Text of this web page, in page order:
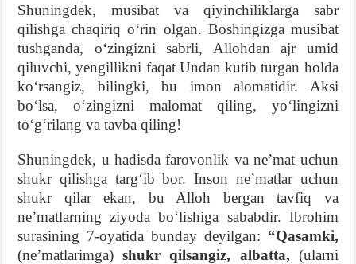
Shuningdek, musibat va qiyinchiliklarga sabr
qilishga chaqiriq oʻrin olgan. Boshingizga musibat
tushganda, oʻzingizni sabrli, Allohdan ajr umid
qiluvchi, yengillikni faqat Undan kutib turgan holda
koʻrsangiz, bilingki, bu imon alomatidir. Aksi
boʻlsa, oʻzingizni malomat qiling, yoʻlingizni
toʻgʻrilang va tavba qiling!
Shuningdek, u hadisda farovonlik va neʼmat uchun
shukr qilishga targʻib bor. Inson neʼmatlar uchun
shukr qilar ekan, bu Alloh bergan tavfiq va
neʼmatlarning ziyoda boʻlishiga sababdir. Ibrohim
surasining 7-oyatida bunday deyilgan: “Qasamki,
(neʼmatlarimga) shukr qilsangiz, albatta, (ularni